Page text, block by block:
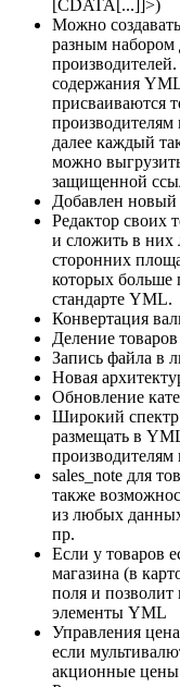
[CDATA[...]]>)
Можно
разным набором
производителей.
содержания
присваиваются
далее каждый
можно
защищенной
Добавлен новый
Редактор своих
и сложить в
сторонних
которых больше
стандарте YML.
Конвертация
Деление
Запись файла в
Новая
Обновление
Широкий
размещать в
производителям
sales_note для
также
из любых
пр.
Если у товаров
магазина (в
поля и
элементы YML
Управления
если
акционные